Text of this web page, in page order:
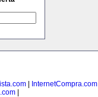
InternetCompra.com
|